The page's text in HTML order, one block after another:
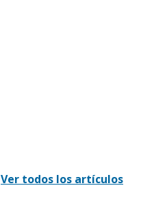
Ver todos los artículos